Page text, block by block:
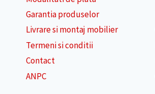
Garantia produselor
Livrare si montaj mobilier
Termeni si conditii
Contact
ANPC